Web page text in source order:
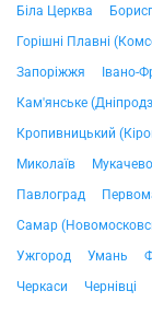
Біла Церква
Горішні Плавні
Запоріжжя
Івано-
Кам'янське
Кропивницький
Миколаїв
Мукачево
Павлоград
Самар
Ужгород
Умань
Черкаси
Чернівці